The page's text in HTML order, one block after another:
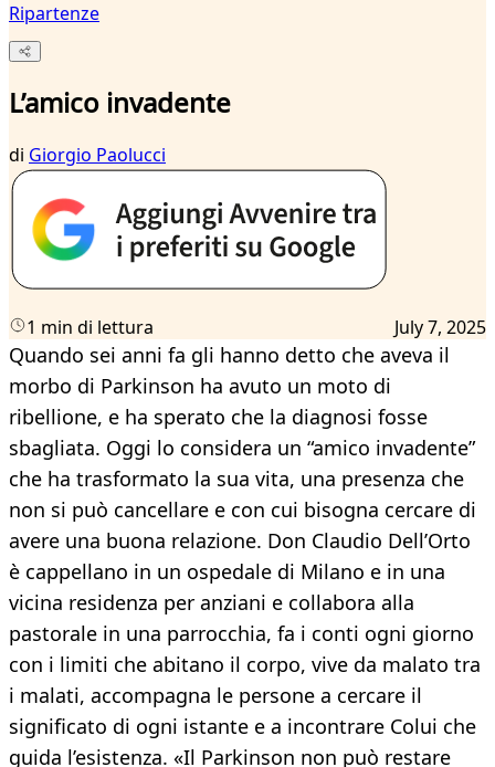
Ripartenze
L’amico invadente
di Giorgio Paolucci
1 min di lettura July 7, 2025
Quando sei anni fa gli hanno detto che aveva il
morbo di Parkinson ha avuto un moto di
ribellione, e ha sperato che la diagnosi fosse
sbagliata. Oggi lo considera un “amico invadente”
che ha trasformato la sua vita, una presenza che
non si può cancellare e con cui bisogna cercare di
avere una buona relazione. Don Claudio Dell’Orto
è cappellano in un ospedale di Milano e in una
vicina residenza per anziani e collabora alla
pastorale in una parrocchia, fa i conti ogni giorno
con i limiti che abitano il corpo, vive da malato tra
i malati, accompagna le persone a cercare il
significato di ogni istante e a incontrare Colui che
guida l’esistenza. «Il Parkinson non può restare